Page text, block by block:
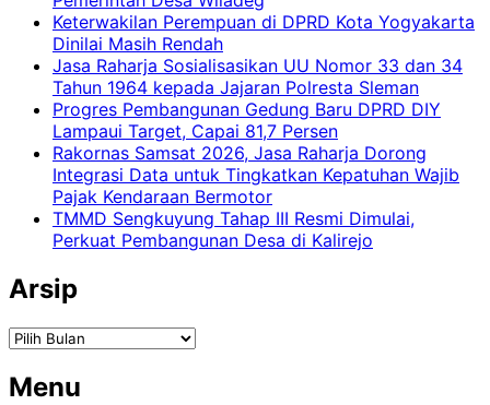
Keterwakilan Perempuan di DPRD Kota Yogyakarta
Dinilai Masih Rendah
Jasa Raharja Sosialisasikan UU Nomor 33 dan 34
Tahun 1964 kepada Jajaran Polresta Sleman
Progres Pembangunan Gedung Baru DPRD DIY
Lampaui Target, Capai 81,7 Persen
Rakornas Samsat 2026, Jasa Raharja Dorong
Integrasi Data untuk Tingkatkan Kepatuhan Wajib
Pajak Kendaraan Bermotor
TMMD Sengkuyung Tahap III Resmi Dimulai,
Perkuat Pembangunan Desa di Kalirejo
Arsip
Arsip
Menu